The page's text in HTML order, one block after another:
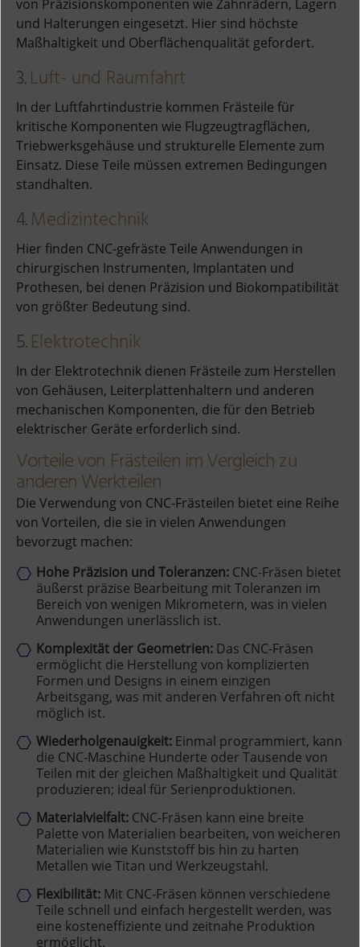
von Präzisionskomponenten wie Zahnrädern, Lagern
und Halterungen eingesetzt. Hier sind höchste
Maßhaltigkeit und Oberflächenqualität gefordert.
3.Luft- und Raumfahrt
In der Luftfahrtindustrie kommen Frästeile für
kritische Komponenten wie Flugzeugtragflächen,
Triebwerksgehäuse und strukturelle Elemente zum
Einsatz. Diese Teile müssen extremen Bedingungen
standhalten.
4.Medizintechnik
Hier finden CNC-gefräste Teile Anwendungen in
chirurgischen Instrumenten, Implantaten und
Prothesen, bei denen Präzision und Biokompatibilität
von größter Bedeutung sind.
5.Elektrotechnik
In der Elektrotechnik dienen Frästeile zum Herstellen
von Gehäusen, Leiterplattenhaltern und anderen
mechanischen Komponenten, die für den Betrieb
elektrischer Geräte erforderlich sind.
Vorteile von Frästeilen im Vergleich zu
anderen Werkteilen
Die Verwendung von CNC-Frästeilen bietet eine Reihe
von Vorteilen, die sie in vielen Anwendungen
bevorzugt machen:
Hohe Präzision und Toleranzen: CNC-Fräsen bietet
äußerst präzise Bearbeitung mit Toleranzen im
Bereich von wenigen Mikrometern, was in vielen
Anwendungen unerlässlich ist.
Komplexität der Geometrien: Das CNC-Fräsen
ermöglicht die Herstellung von komplizierten
Formen und Designs in einem einzigen
Arbeitsgang, was mit anderen Verfahren oft nicht
möglich ist.
Wiederholgenauigkeit: Einmal programmiert, kann
die CNC-Maschine Hunderte oder Tausende von
Teilen mit der gleichen Maßhaltigkeit und Qualität
produzieren; ideal für Serienproduktionen.
Materialvielfalt: CNC-Fräsen kann eine breite
Palette von Materialien bearbeiten, von weicheren
Materialien wie Kunststoff bis hin zu harten
Metallen wie Titan und Werkzeugstahl.
Flexibilität: Mit CNC-Fräsen können verschiedene
Teile schnell und einfach hergestellt werden, was
eine kosteneffiziente und zeitnahe Produktion
ermöglicht.